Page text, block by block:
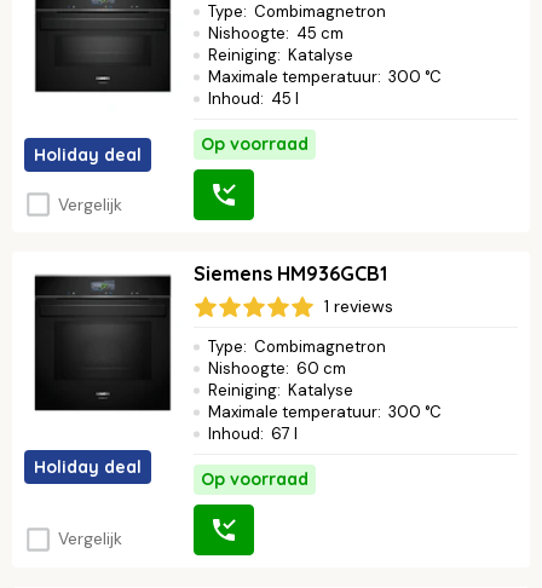
Holiday deal
Vergelijk
Type: Combimagnetron
Nishoogte: 45 cm
Reiniging: Katalyse
Maximale temperatuur: 300 °C
Inhoud: 45 l
Op voorraad
Holiday deal
Vergelijk
Siemens HM936GCB1
1 reviews
Type: Combimagnetron
Nishoogte: 60 cm
Reiniging: Katalyse
Maximale temperatuur: 300 °C
Inhoud: 67 l
Op voorraad